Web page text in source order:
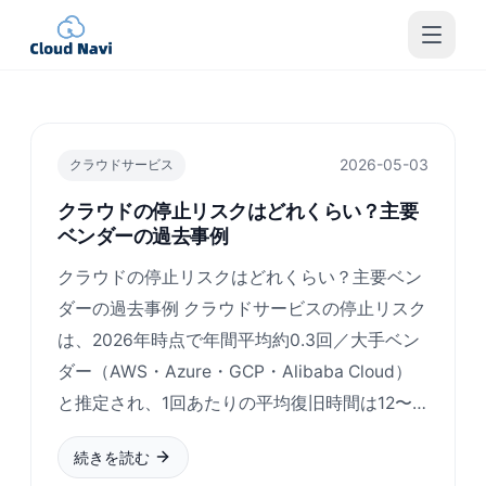
クラウドサービス 2026-05-03
クラウドの停止リスクはどれくらい？主要
ベンダーの過去事例
クラウドの停止リスクはどれくらい？主要ベン
ダーの過去事例 クラウドサービスの停止リスク
は、2026年時点で年間平均約0.3回／大手ベン
ダー（AWS・Azure・GCP・Alibaba Cloud）
と推定され、1回あたりの平均復旧時間は12〜…
続きを読む